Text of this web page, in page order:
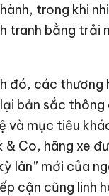
trong khi
tranh bằng trải
đó, các thương
bản sắc thông
và mục tiêu
& Co, hãng xe
lân” mới của
cận cũng linh